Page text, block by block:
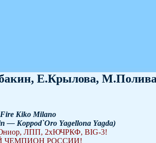
Е.Крылова,
Kiko Milano
— Koppod`Oro Yagellona Yagda)
ЛПП, 2хЮЧРКФ, BIG-3!
РОССИИ!